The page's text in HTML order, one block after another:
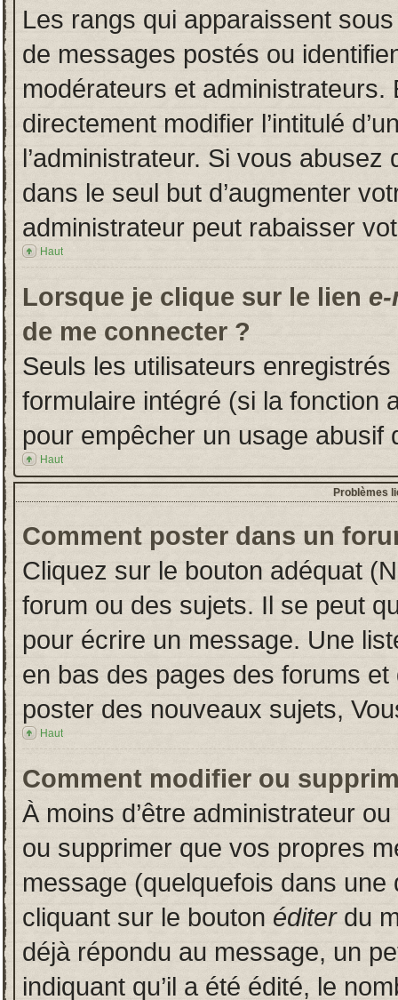
Les rangs qui apparaissent
de messages postés ou
modérateurs et
directement modifier l’intitulé
l’administrateur. Si vous
dans le seul but d’augmenter
administrateur peut rabaisser
Haut
Lorsque je clique sur le lien
de me connecter ?
Seuls les utilisateurs
formulaire intégré (si la fonction
pour empêcher un usage abusif
Haut
Problèmes
Comment poster dans un
Cliquez sur le bouton adéquat
forum ou des sujets. Il se peut
pour écrire un message. Une
en bas des pages des forums
poster des nouveaux sujets,
Haut
Comment modifier ou
À moins d’être administrateur
ou supprimer que vos propres
message (quelquefois dans
cliquant sur le bouton éditerdu
déjà répondu au message, un
indiquant qu’il a été édité, le